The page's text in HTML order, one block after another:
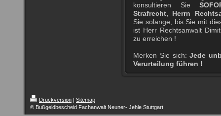
konsultieren Sie
Strafrecht, Herrn
Sie solange, bis Sie mit
ist Herr Rechtsanwalt
zu erreichen !
Merken Sie sich:Jede
Verurteilung führen !
Druckversion | Sitemap
© Bußgeldbescheid Fachanwalt Neuner- Jehle Stuttgart